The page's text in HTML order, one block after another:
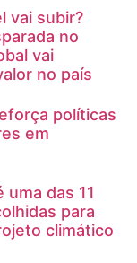
vai subir?
no
vai
no país
políticas
em
uma das 11
para
climático